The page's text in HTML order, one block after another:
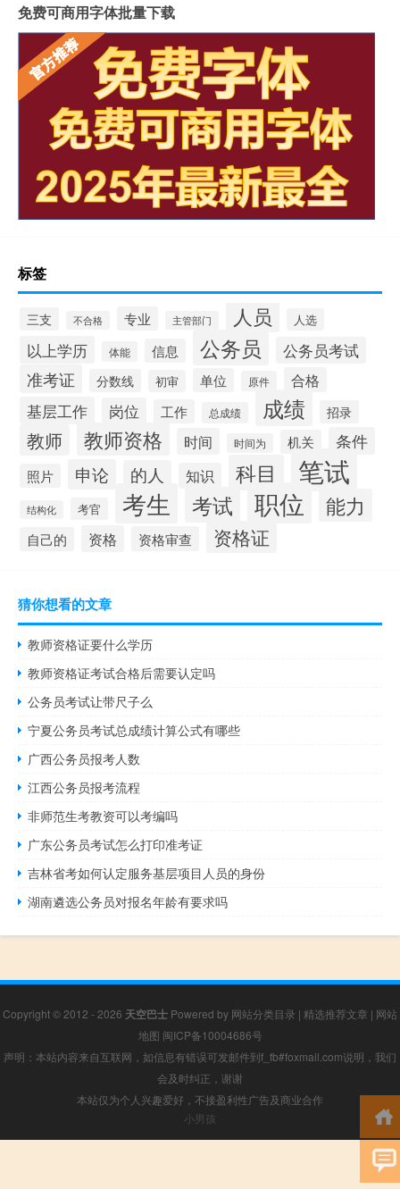
免费可商用字体批量下载
标签
三支 不合格 专业 主管部门 人员 人选
以上学历 体能 信息 公务员 公务员考试
准考证 分数线 初审 单位 原件 合格
基层工作 岗位 工作 总成绩 成绩 招录
教师 教师资格 时间 时间为 机关 条件
照片 申论 的人 知识 科目 笔试
结构化 考官 考生 考试 职位 能力
自己的 资格 资格审查 资格证
猜你想看的文章
教师资格证要什么学历
教师资格证考试合格后需要认定吗
公务员考试让带尺子么
宁夏公务员考试总成绩计算公式有哪些
广西公务员报考人数
江西公务员报考流程
非师范生考教资可以考编吗
广东公务员考试怎么打印准考证
吉林省考如何认定服务基层项目人员的身份
湖南遴选公务员对报名年龄有要求吗
Copyright © 2012 - 2026 天空巴士 Powered by 网站分类目录 | 精选推荐文章 | 网站
地图 闽ICP备10004686号
声明：本站内容来自互联网，如信息有错误可发邮件到f_fb#foxmail.com说明，我们
会及时纠正，谢谢
本站仅为个人兴趣爱好，不接盈利性广告及商业合作
小男孩